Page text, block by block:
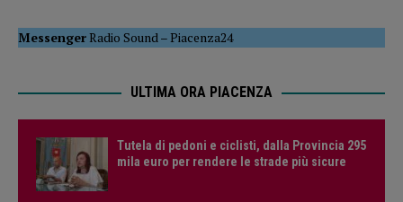
MessengerRadio Sound–Piacenza24
ULTIMA ORA PIACENZA
Tutela di pedoni e ciclisti, dalla Provincia 295
mila euro per rendere le strade più sicure